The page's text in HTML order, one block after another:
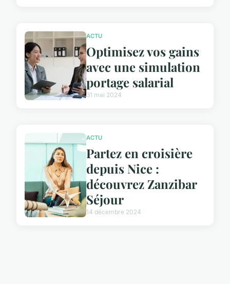
ACTU
Optimisez vos gains
avec une simulation
portage salarial
31 mai 2024
ACTU
Partez en croisière
depuis Nice :
découvrez Zanzibar
Séjour
14 décembre 2024